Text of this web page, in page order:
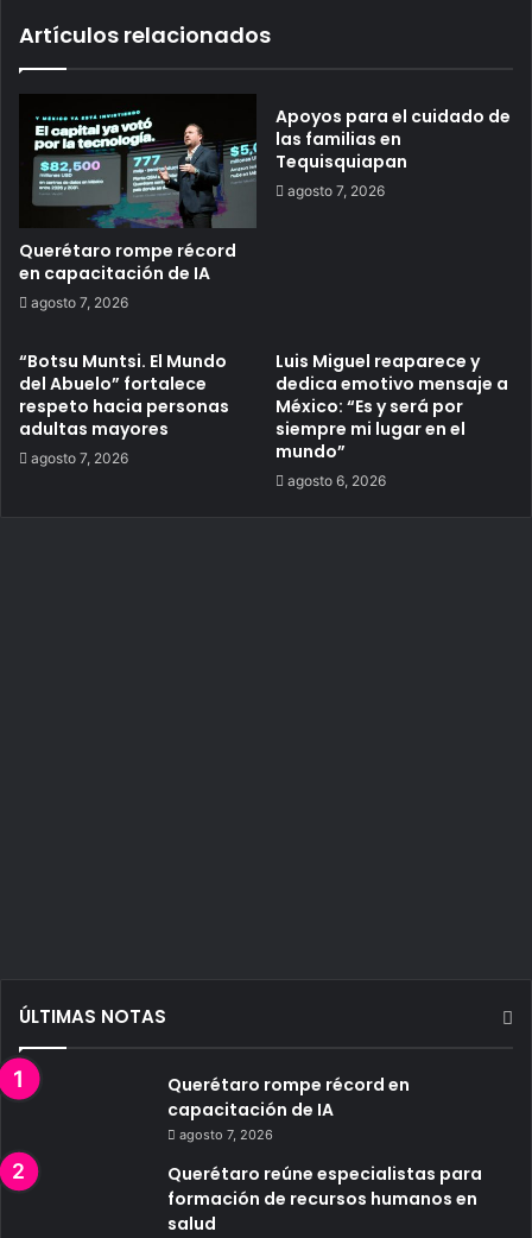
Artículos relacionados
Querétaro rompe récord
en capacitación de IA
agosto 7, 2026
Apoyos para el cuidado de
las familias en
Tequisquiapan
agosto 7, 2026
“Botsu Muntsi. El Mundo
del Abuelo” fortalece
respeto hacia personas
adultas mayores
agosto 7, 2026
Luis Miguel reaparece y
dedica emotivo mensaje a
México: “Es y será por
siempre mi lugar en el
mundo”
agosto 6, 2026
ÚLTIMAS NOTAS
Querétaro rompe récord en
capacitación de IA
agosto 7, 2026
Querétaro reúne especialistas para
formación de recursos humanos en
salud